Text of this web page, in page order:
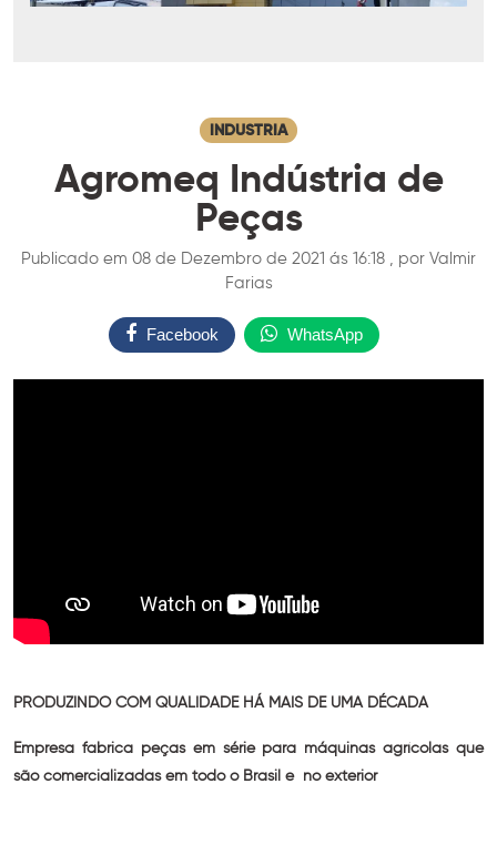
INDUSTRIA
Agromeq Indústria de
Peças
Publicado em 08 de Dezembro de 2021 ás 16:18 , por Valmir
Farias
Facebook WhatsApp
PRODUZINDO COM QUALIDADE HÁ MAIS DE UMA DÉCADA
Empresa fabrica peças em série para máquinas agrícolas que
são comercializadas em todo o Brasil e no exterior